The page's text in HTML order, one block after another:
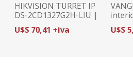
HIKVISION TURRET IP
DS-2CD1327G2H-LIU |
2MP/2.8mm | COLORVU
| HYBRID LIGHT
U$S 70,41 +iva U$S